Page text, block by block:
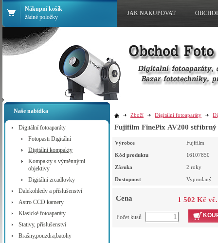
Naše nabídka
Digitální fotoaparáty
Fotopasti Digitální
Digitální kompakty
Kompakty s výměnnými
objektivy
Digitální zrcadlovky
Dalekohledy a příslušenství
Astro CCD kamery
Klasické fotoaparáty
Stativy, příslušenství
Brašny,pouzdra,batohy
Zboží Digitální fotoaparáty
Fujifilm FinePix AV200 stříbrný
Výrobce Fujifilm
Kód produktu 16107850
Záruka 2 roky
Dostupnost Vyprodaný
Cena 1 502 Kč
Počet kusů
Nákupní košík
žádné položky
JAK NAKUPOVAT